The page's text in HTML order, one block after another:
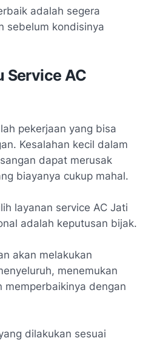
adalah segera
sebelum kondisinya
Service AC
pekerjaan yang bisa
Kesalahan kecil dalam
dapat merusak
biayanya cukup mahal.
layanan service AC Jati
adalah keputusan bijak.
akan melakukan
menemukan
memperbaikinya dengan
dilakukan sesuai